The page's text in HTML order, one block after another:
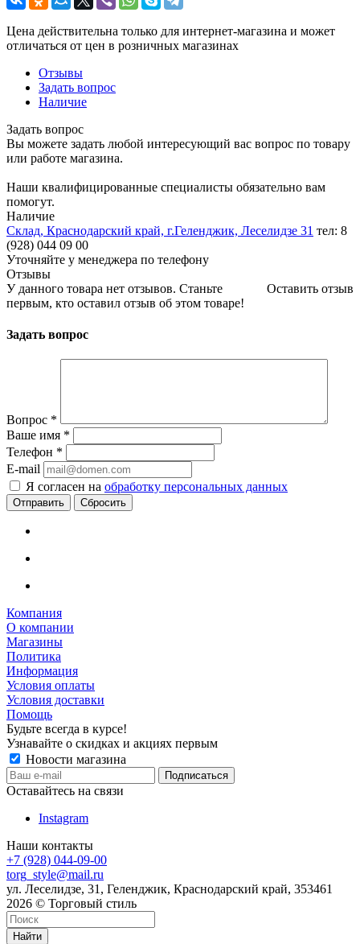
Цена действительна только для интернет-магазина и может
отличаться от цен в розничных магазинах
Отзывы
Задать вопрос
Наличие
Задать вопрос
Вы можете задать любой интересующий вас вопрос по товару
или работе магазина.
Наши квалифицированные специалисты обязательно вам
помогут.
Наличие
Склад, Краснодарский край, г.Геленджик, Леселидзе 31 тел: 8
(928) 044 09 00
Уточняйте у менеджера по телефону
Отзывы
Оставить отзыв
У данного товара нет отзывов. Станьте
первым, кто оставил отзыв об этом товаре!
Задать вопрос
Вопрос *
Ваше имя *
Телефон *
E-mail
Я согласен на обработку персональных данных
Сбросить
Компания
О компании
Магазины
Политика
Информация
Условия оплаты
Условия доставки
Помощь
Будьте всегда в курсе!
Узнавайте о скидках и акциях первым
Новости магазина
Оставайтесь на связи
Instagram
Наши контакты
+7 (928) 044-09-00
torg_style@mail.ru
ул. Леселидзе, 31, Геленджик, Краснодарский край, 353461
2026 © Торговый стиль
Найти